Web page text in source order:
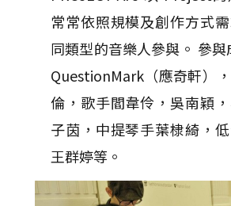
常常依照規模及創作方式
同類型的音樂人參與。 參與
QuestionMark（應奇軒）
倫，歌手閻韋伶，吳南穎
子茵，中提琴手葉棣綺，
王群婷等。